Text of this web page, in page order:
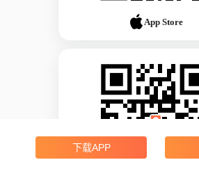
App Store
下载APP